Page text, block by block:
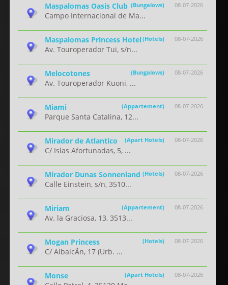
08-07-2026
Maspalomas Oasis Club (Bungalows)
Campo Internacional de Ma...
08-07-2026
Maspalomas Princess Hotel(Hotels)
Av. Touroperador Tui, s/n...
08-07-2026
Melocotones (Bungalows)
Av. Touroperador Kuoni, ...
08-07-2026
Miami (Appartement)
Parque Santa Catalina, 12...
08-07-2026
Mirador de Atlantico (Apart Hotels)
C/ Islas Afortunadas, 5, ...
08-07-2026
Mirador Dunas Sonnenland (Hotels)
Calle Einstein, s/n, 3510...
08-07-2026
Miriam (Appartement)
Av. la Graciosa, 13, 3513...
08-07-2026
Mogan Princess (Hotels)
C/ AlbaicÃ­n, 17 (Urb. ...
08-07-2026
Monse (Apart Hotels)